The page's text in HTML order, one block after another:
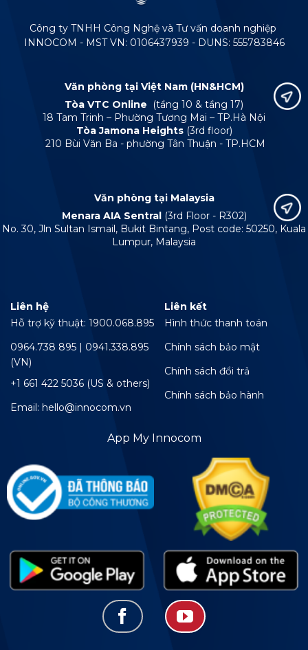
Công ty TNHH Công Nghệ và Tư vấn doanh nghiệp
INNOCOM - MST VN: 0106437939 - DUNS: 555783846
Văn phòng tại Việt Nam (HN&HCM)
Tòa VTC Online
(tầng 10 & tầng 17)
18 Tam Trinh – Phường Tương Mai – TP.Hà Nội
Tòa Jamona Heights (3rd floor)
210 Bùi Văn Ba - phường Tân Thuận - TP.HCM
Văn phòng tại Malaysia
Menara AIA Sentral (3rd Floor - R302)
No. 30, Jln Sultan Ismail, Bukit Bintang, Post code: 50250, Kuala
Lumpur, Malaysia
Liên hệ
Hỗ trợ kỹ thuật: 1900.068.895
0964.738 895 | 0941.338.895
(VN)
+1 661 422 5036 (US & others)
Email: hello@innocom.vn
Liên kết
Hình thức thanh toán
Chính sách bảo mật
Chính sách đổi trả
Chính sách bảo hành
App My Innocom